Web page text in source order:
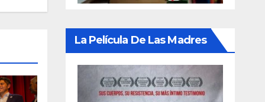
La Película De Las Madres